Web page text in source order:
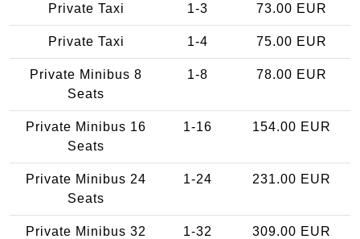
Private Taxi 1-3 73.00 EUR
Private Taxi 1-4 75.00 EUR
Private Minibus 8
Seats
1-8 78.00 EUR
Private Minibus 16
Seats
1-16 154.00 EUR
Private Minibus 24
Seats
1-24 231.00 EUR
Private Minibus 32
1-32 309.00 EUR